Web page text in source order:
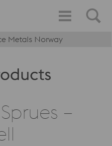
Metals Norway
Products
–